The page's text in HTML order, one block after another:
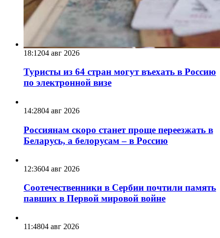
18:1204 авг 2026
Туристы из 64 стран могут въехать в Россию
по электронной визе
14:2804 авг 2026
Россиянам скоро станет проще переезжать в
Беларусь, а белорусам – в Россию
12:3604 авг 2026
Соотечественники в Сербии почтили память
павших в Первой мировой войне
11:4804 авг 2026